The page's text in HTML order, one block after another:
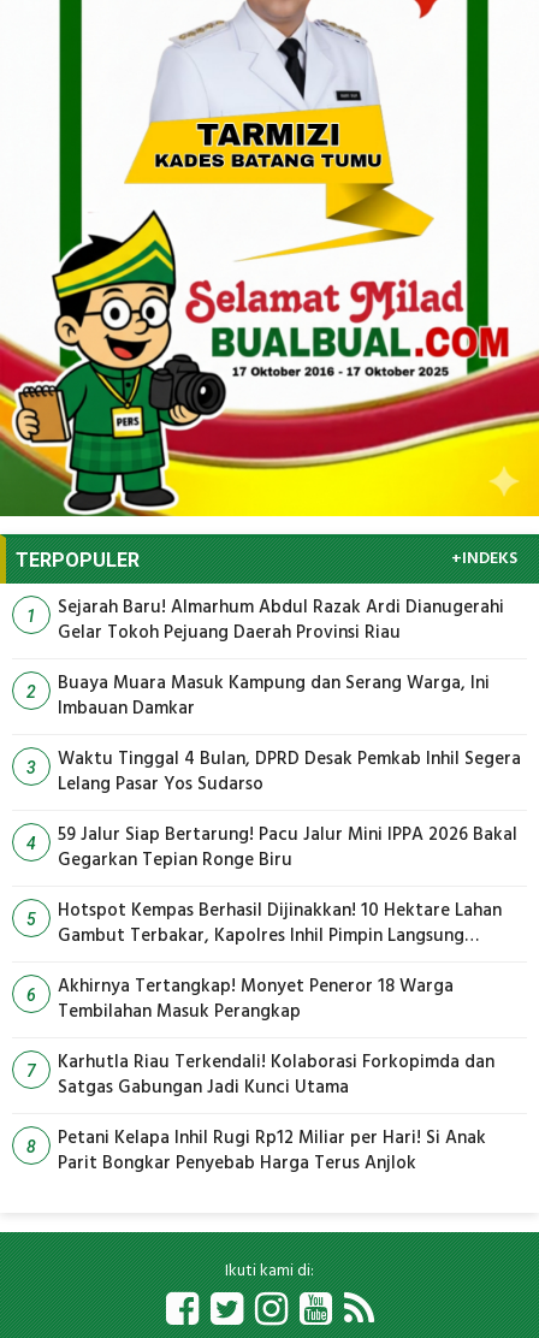
TERPOPULER +INDEKS
1
Sejarah Baru! Almarhum Abdul Razak Ardi Dianugerahi
Gelar Tokoh Pejuang Daerah Provinsi Riau
2
Buaya Muara Masuk Kampung dan Serang Warga, Ini
Imbauan Damkar
3
Waktu Tinggal 4 Bulan, DPRD Desak Pemkab Inhil Segera
Lelang Pasar Yos Sudarso
4
59 Jalur Siap Bertarung! Pacu Jalur Mini IPPA 2026 Bakal
Gegarkan Tepian Ronge Biru
5
Hotspot Kempas Berhasil Dijinakkan! 10 Hektare Lahan
Gambut Terbakar, Kapolres Inhil Pimpin Langsung
6
Akhirnya Tertangkap! Monyet Peneror 18 Warga
Tembilahan Masuk Perangkap
7
Karhutla Riau Terkendali! Kolaborasi Forkopimda dan
Satgas Gabungan Jadi Kunci Utama
8
Petani Kelapa Inhil Rugi Rp12 Miliar per Hari! Si Anak
Parit Bongkar Penyebab Harga Terus Anjlok
Ikuti kami di: